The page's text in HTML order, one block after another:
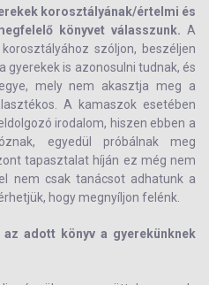
korosztályának/értelmi és
könyvet válasszunk. A
szóljon, beszéljen
gyerekek is azonosulni tudnak, és
mely nem akasztja meg a
A kamaszok esetében
irodalom, hiszen ebben a
egyedül próbálnak meg
tapasztalat híján ez még nem
nem csak tanácsot adhatunk a
hogy megnyíljon felénk.
adott könyv a gyerekünknek